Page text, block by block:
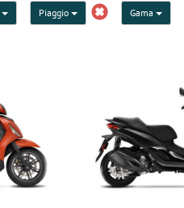
Piaggio Gama